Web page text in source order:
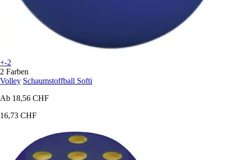
+-2
2 Farben
Volley Schaumstoffball Softi
Ab 18,56 CHF
16,73 CHF